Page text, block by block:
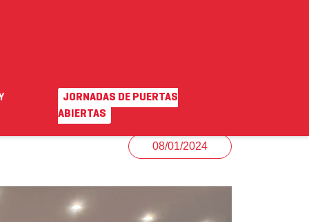
Campus virtual
JORNADAS DE PUERTAS
ABIERTAS
08/01/2024